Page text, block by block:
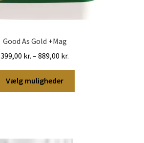
Good As Gold +Mag
399,00 kr. – 889,00 kr.
399,00 kr.
889,00 kr.
Vælg muligheder